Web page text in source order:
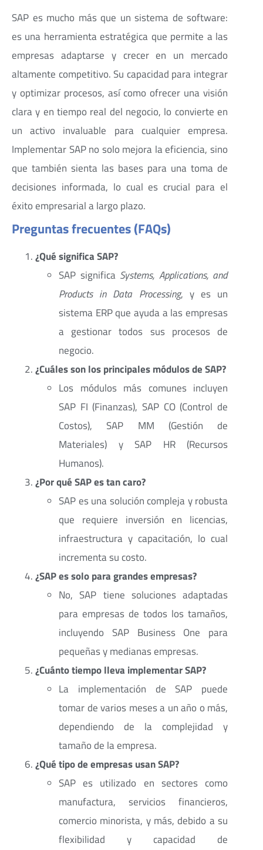
SAP es mucho más que un sistema de software:
es una herramienta estratégica que permite a las
empresas adaptarse y crecer en un mercado
altamente competitivo. Su capacidad para integrar
y optimizar procesos, así como ofrecer una visión
clara y en tiempo real del negocio, lo convierte en
un activo invaluable para cualquier empresa.
Implementar SAP no solo mejora la eficiencia, sino
que también sienta las bases para una toma de
decisiones informada, lo cual es crucial para el
éxito empresarial a largo plazo.
Preguntas frecuentes (FAQs)
¿Qué significa SAP?
SAP significa Systems, Applications, and
Products in Data Processing, y es un
sistema ERP que ayuda a las empresas
a gestionar todos sus procesos de
negocio.
¿Cuáles son los principales módulos de SAP?
Los módulos más comunes incluyen
SAP FI (Finanzas), SAP CO (Control de
Costos), SAP MM (Gestión de
Materiales) y SAP HR (Recursos
Humanos).
¿Por qué SAP es tan caro?
SAP es una solución compleja y robusta
que requiere inversión en licencias,
infraestructura y capacitación, lo cual
incrementa su costo.
¿SAP es solo para grandes empresas?
No, SAP tiene soluciones adaptadas
para empresas de todos los tamaños,
incluyendo SAP Business One para
pequeñas y medianas empresas.
¿Cuánto tiempo lleva implementar SAP?
La implementación de SAP puede
tomar de varios meses a un año o más,
dependiendo de la complejidad y
tamaño de la empresa.
¿Qué tipo de empresas usan SAP?
SAP es utilizado en sectores como
manufactura, servicios financieros,
comercio minorista, y más, debido a su
flexibilidad y capacidad de